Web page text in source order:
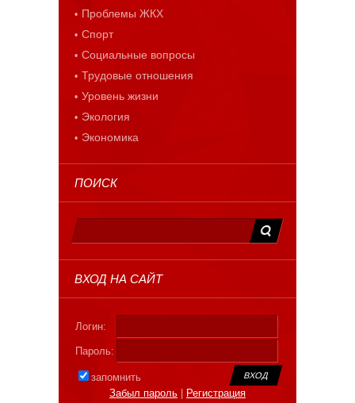
Проблемы ЖКХ
Спорт
Социальные вопросы
Трудовые отношения
Уровень жизни
Экология
Экономика
ПОИСК
ВХОД НА САЙТ
Логин:
Пароль:
запомнить
Забыл пароль
Регистрация